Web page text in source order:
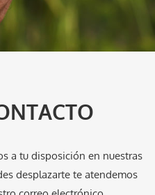
a tu disposición en nuestras
desplazarte te atendemos